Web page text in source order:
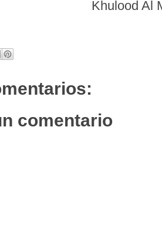
Khulood Al
comentario